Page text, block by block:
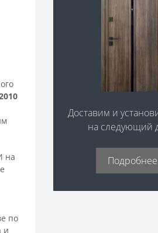
на
по
и
Доставим и
на следующий
Подробнее